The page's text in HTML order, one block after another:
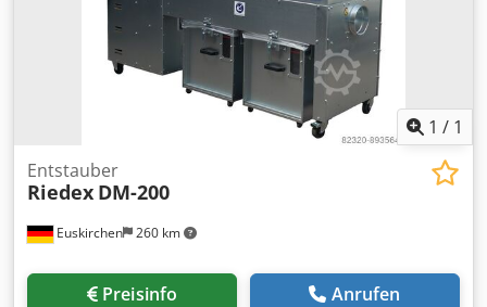
1 / 1
Euskirchen 260 km
Entstauber
Riedex DM-200
Preisinfo Anrufen